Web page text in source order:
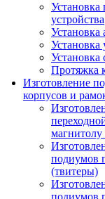
Установка
устройства
Установка
Установка
Установка
Протяжка
Изготовление
корпусов и
подиумов
(твитеры)
подиумов